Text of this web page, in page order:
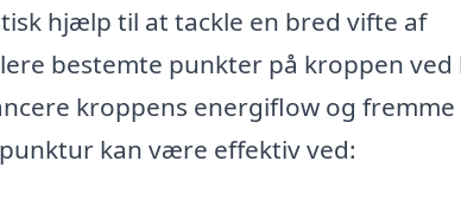
hjælp til at tackle en bred vifte af
bestemte punkter på kroppen
kroppens energiflow og fremme
kan være effektiv ved: